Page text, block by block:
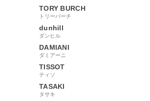
TORY BURCH
トリーバーチ
dunhill
ダンヒル
DAMIANI
ダミアーニ
TISSOT
ティソ
TASAKI
タサキ